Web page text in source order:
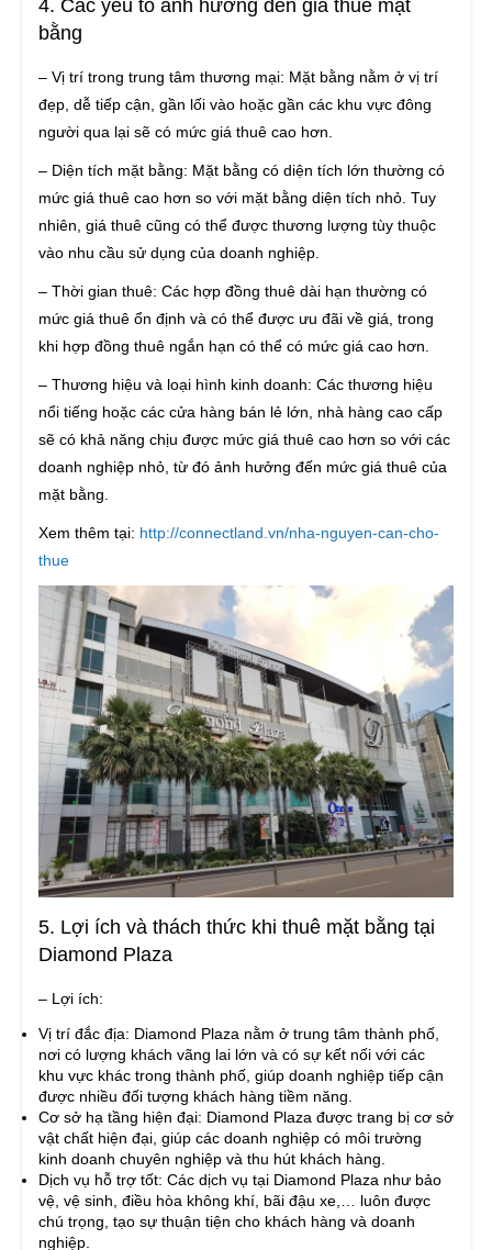
4. Các yếu tố ảnh hưởng đến giá thuê mặt
bằng
– Vị trí trong trung tâm thương mại: Mặt bằng nằm ở vị trí
đẹp, dễ tiếp cận, gần lối vào hoặc gần các khu vực đông
người qua lại sẽ có mức giá thuê cao hơn.
– Diện tích mặt bằng: Mặt bằng có diện tích lớn thường có
mức giá thuê cao hơn so với mặt bằng diện tích nhỏ. Tuy
nhiên, giá thuê cũng có thể được thương lượng tùy thuộc
vào nhu cầu sử dụng của doanh nghiệp.
– Thời gian thuê: Các hợp đồng thuê dài hạn thường có
mức giá thuê ổn định và có thể được ưu đãi về giá, trong
khi hợp đồng thuê ngắn hạn có thể có mức giá cao hơn.
– Thương hiệu và loại hình kinh doanh: Các thương hiệu
nổi tiếng hoặc các cửa hàng bán lẻ lớn, nhà hàng cao cấp
sẽ có khả năng chịu được mức giá thuê cao hơn so với các
doanh nghiệp nhỏ, từ đó ảnh hưởng đến mức giá thuê của
mặt bằng.
Xem thêm tại: http://connectland.vn/nha-nguyen-can-cho-
thue
5. Lợi ích và thách thức khi thuê mặt bằng tại
Diamond Plaza
– Lợi ích:
Vị trí đắc địa: Diamond Plaza nằm ở trung tâm thành phố,
nơi có lượng khách vãng lai lớn và có sự kết nối với các
khu vực khác trong thành phố, giúp doanh nghiệp tiếp cận
được nhiều đối tượng khách hàng tiềm năng.
Cơ sở hạ tầng hiện đại: Diamond Plaza được trang bị cơ sở
vật chất hiện đại, giúp các doanh nghiệp có môi trường
kinh doanh chuyên nghiệp và thu hút khách hàng.
Dịch vụ hỗ trợ tốt: Các dịch vụ tại Diamond Plaza như bảo
vệ, vệ sinh, điều hòa không khí, bãi đậu xe,… luôn được
chú trọng, tạo sự thuận tiện cho khách hàng và doanh
nghiệp.